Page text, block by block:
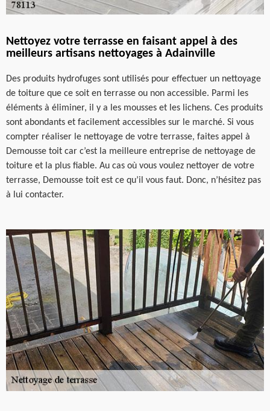
Nettoyez votre terrasse en faisant appel à des
meilleurs artisans nettoyages à Adainville
Des produits hydrofuges sont utilisés pour effectuer un nettoyage
de toiture que ce soit en terrasse ou non accessible. Parmi les
éléments à éliminer, il y a les mousses et les lichens. Ces produits
sont abondants et facilement accessibles sur le marché. Si vous
compter réaliser le nettoyage de votre terrasse, faites appel à
Demousse toit car c’est la meilleure entreprise de nettoyage de
toiture et la plus fiable. Au cas où vous voulez nettoyer de votre
terrasse, Demousse toit est ce qu’il vous faut. Donc, n’hésitez pas
à lui contacter.